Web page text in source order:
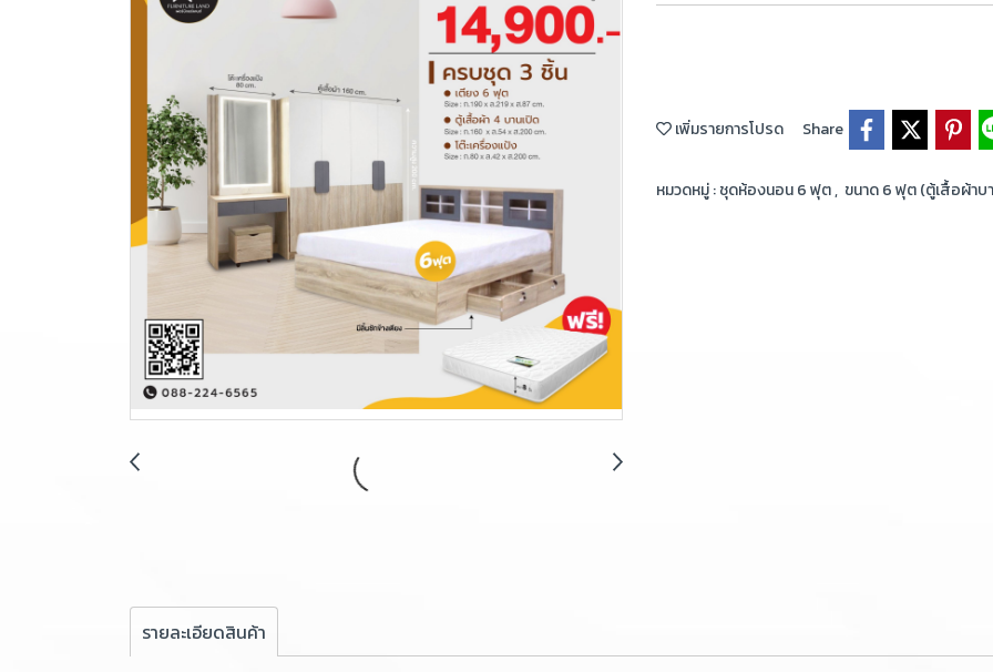
เพิ่มรายการโปรด Share
หมวดหมู่ :ชุดห้องนอน 6 ฟุต, ขนาด 6 ฟุต (ตู้เสื้อผ้าบ
รายละเอียดสินค้า